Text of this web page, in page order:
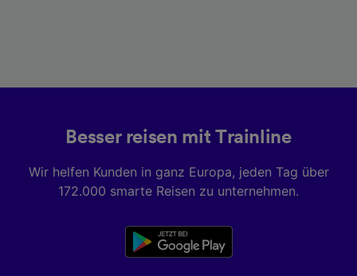
Besser reisen mit Trainline
Wir helfen Kunden in ganz Europa, jeden Tag über
172.000 smarte Reisen zu unternehmen.